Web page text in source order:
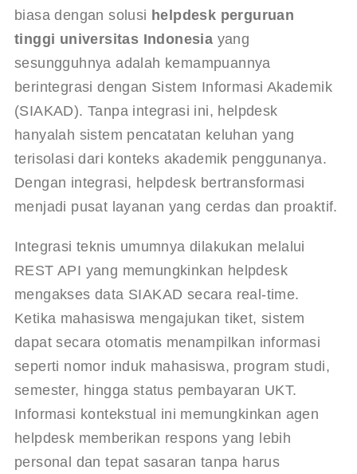
biasa dengan solusi helpdesk perguruan
tinggi universitas Indonesia yang
sesungguhnya adalah kemampuannya
berintegrasi dengan Sistem Informasi Akademik
(SIAKAD). Tanpa integrasi ini, helpdesk
hanyalah sistem pencatatan keluhan yang
terisolasi dari konteks akademik penggunanya.
Dengan integrasi, helpdesk bertransformasi
menjadi pusat layanan yang cerdas dan proaktif.
Integrasi teknis umumnya dilakukan melalui
REST API yang memungkinkan helpdesk
mengakses data SIAKAD secara real-time.
Ketika mahasiswa mengajukan tiket, sistem
dapat secara otomatis menampilkan informasi
seperti nomor induk mahasiswa, program studi,
semester, hingga status pembayaran UKT.
Informasi kontekstual ini memungkinkan agen
helpdesk memberikan respons yang lebih
personal dan tepat sasaran tanpa harus